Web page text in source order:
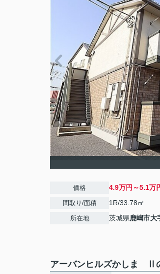
価格 4.9万円～5.1万
間取り/面積 1R/33.78㎡
所在地 茨城県鹿嶋市大
アーバンヒルズかしま Ⅱ